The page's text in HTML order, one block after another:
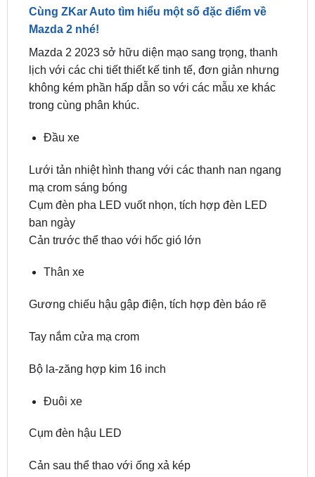
Mazda 2 2023 sở hữu diện mạo sang trọng, thanh
lịch với các chi tiết thiết kế tinh tế, đơn giản nhưng
không kém phần hấp dẫn so với các mẫu xe khác
trong cùng phân khúc.
Đầu xe
Lưới tản nhiệt hình thang với các thanh nan ngang
Cụm đèn pha LED vuốt nhọn, tích hợp đèn LED
ban ngày
Cản trước thể thao với hốc gió lớn
Thân xe
Gương chiếu hậu gập điện, tích hợp đèn báo rẽ
Tay nắm cửa mạ crom
Bộ la-zăng hợp kim 16 inch
Đuôi xe
Cụm đèn hậu LED
Cản sau thể thao với ống xả kép